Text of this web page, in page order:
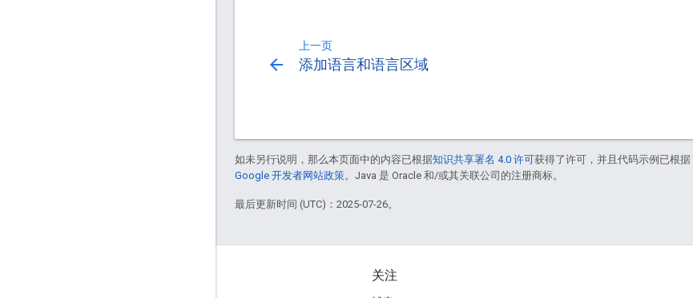
上一页
arrow_back 添加语言和语言区域
如未另行说明，那么本页面中的内容已根据知识共享署名 4.0 许可获得了许可，并且代码示例已根据
Google 开发者网站政策。Java 是 Oracle 和/或其关联公司的注册商标。
最后更新时间 (UTC)：2025-07-26。
关注